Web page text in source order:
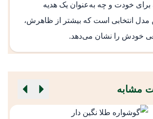
برای خودت و چه به‌عنوان یک هدیه
انتخابی است که بیشتر از ظاهرش،
خودش را نشان می‌دهد.
مشابه